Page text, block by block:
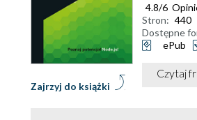
Zajrzyj do książki
4.8/6
Stron: 440
Dostępne
ePub
Czytaj